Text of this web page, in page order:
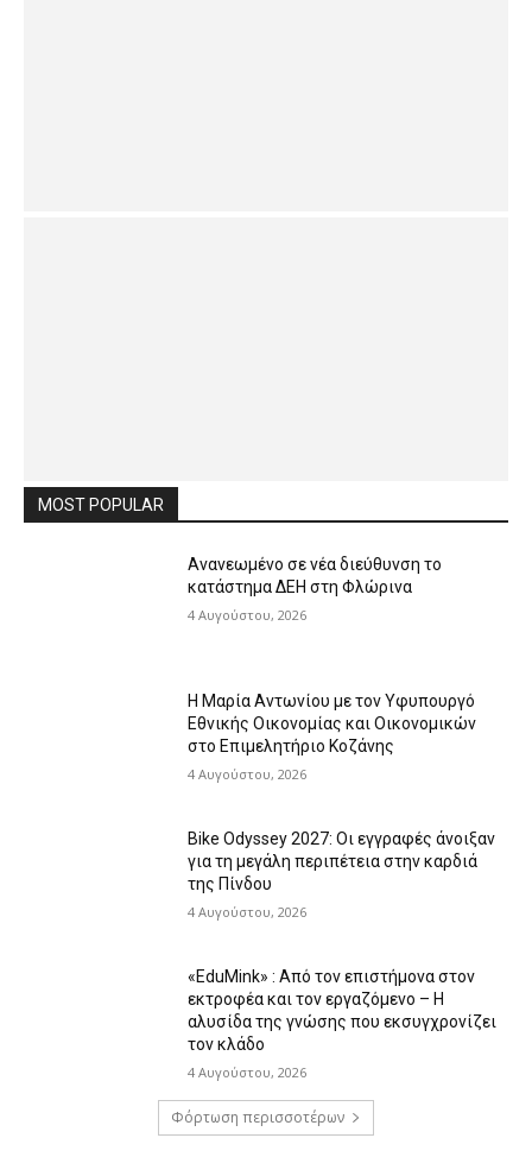
MOST POPULAR
Ανανεωμένο σε νέα διεύθυνση το
κατάστημα ΔΕΗ στη Φλώρινα
4 Αυγούστου, 2026
Η Μαρία Αντωνίου με τον Υφυπουργό
Εθνικής Οικονομίας και Οικονομικών
στο Επιμελητήριο Κοζάνης
4 Αυγούστου, 2026
Bike Odyssey 2027: Οι εγγραφές άνοιξαν
για τη μεγάλη περιπέτεια στην καρδιά
της Πίνδου
4 Αυγούστου, 2026
«EduMink» : Από τον επιστήμονα στον
εκτροφέα και τον εργαζόμενο – Η
αλυσίδα της γνώσης που εκσυγχρονίζει
τον κλάδο
4 Αυγούστου, 2026
Φόρτωση περισσοτέρων